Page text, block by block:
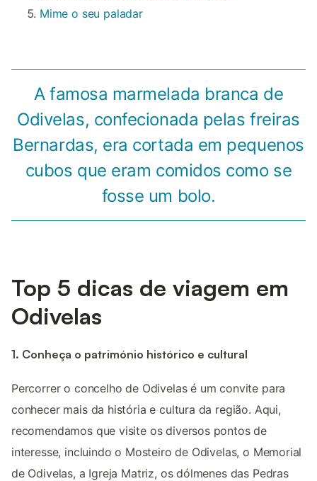
Mime o seu paladar
A famosa marmelada branca de
Odivelas, confecionada pelas freiras
Bernardas, era cortada em pequenos
cubos que eram comidos como se
fosse um bolo.
Top 5 dicas de viagem em
Odivelas
1. Conheça o património histórico e cultural
Percorrer o concelho de Odivelas é um convite para
conhecer mais da história e cultura da região. Aqui,
recomendamos que visite os diversos pontos de
interesse, incluindo o Mosteiro de Odivelas, o Memorial
de Odivelas, a Igreja Matriz, os dólmenes das Pedras